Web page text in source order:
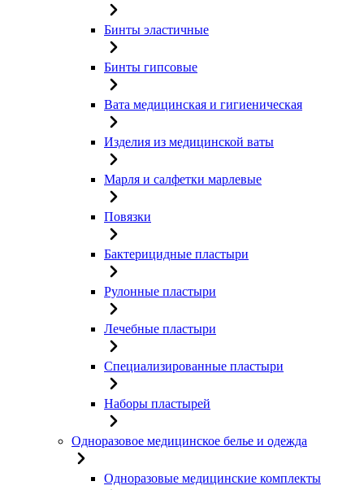
Бинты эластичные
Бинты гипсовые
Вата медицинская и гигиеническая
Изделия из медицинской ваты
Марля и салфетки марлевые
Повязки
Бактерицидные пластыри
Рулонные пластыри
Лечебные пластыри
Специализированные пластыри
Наборы пластырей
Одноразовое медицинское белье и одежда
Одноразовые медицинские комплекты